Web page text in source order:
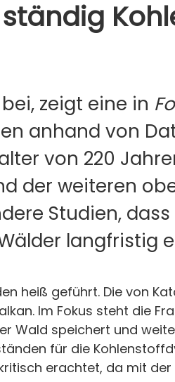
zeigt eine in
anhand von
von 220
der weiteren
Studien,
langfristig
heiß geführt. Die von
Im Fokus steht die
Wald speichert und
für die
erachtet, da mit der